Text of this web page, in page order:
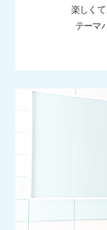
楽しく
テーマ